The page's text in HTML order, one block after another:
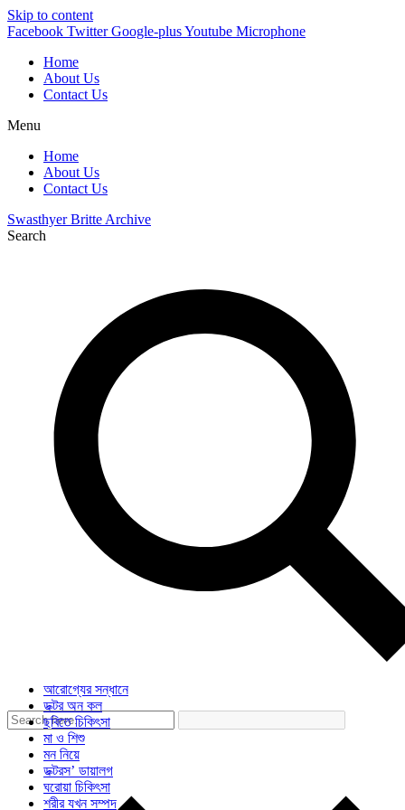
Skip to content
Facebook Twitter Google-plusYoutube Microphone
Home
About Us
Contact Us
Menu
Home
About Us
Contact Us
Swasthyer Britte Archive
Search
আরোগ্যের সন্ধানে
ডক্টর অন কল
ছবিতে চিকিৎসা
মা ও শিশু
মন নিয়ে
ডক্টরস’ ডায়ালগ
ঘরোয়া চিকিৎসা
শরীর যখন সম্পদ